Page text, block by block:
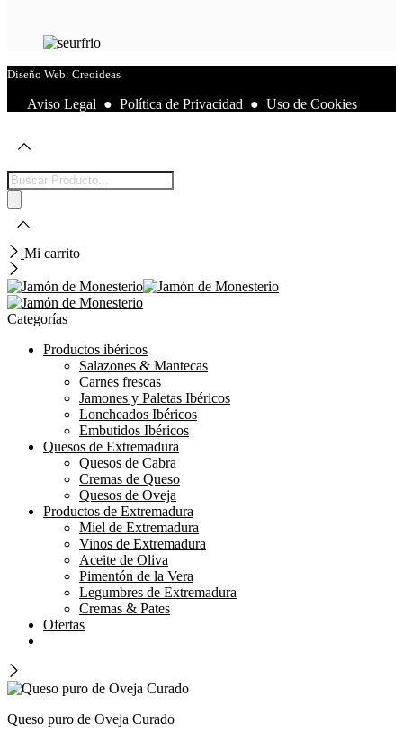
Diseño Web: Creoideas
Aviso Legal ● Política de Privacidad ● Uso de Cookies
Búsqueda
de
productos
Mi carrito
Categorías
Productos ibéricos
Salazones & Mantecas
Carnes frescas
Jamones y Paletas Ibéricos
Loncheados Ibéricos
Embutidos Ibéricos
Quesos de Extremadura
Quesos de Cabra
Cremas de Queso
Quesos de Oveja
Productos de Extremadura
Miel de Extremadura
Vinos de Extremadura
Aceite de Oliva
Pimentón de la Vera
Legumbres de Extremadura
Cremas & Pates
Ofertas
Queso puro de Oveja Curado